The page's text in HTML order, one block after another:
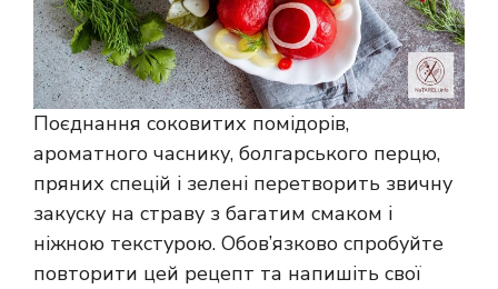
Поєднання соковитих помідорів,
ароматного часнику, болгарського перцю,
пряних спецій і зелені перетворить звичну
закуску на страву з багатим смаком і
ніжною текстурою. Обов’язково спробуйте
повторити цей рецепт та напишіть свої